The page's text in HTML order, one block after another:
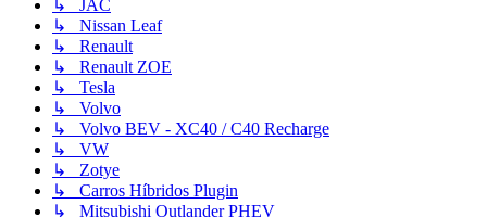
↳ JAC
↳ Nissan Leaf
↳ Renault
↳ Renault ZOE
↳ Tesla
↳ Volvo
↳ Volvo BEV - XC40 / C40 Recharge
↳ VW
↳ Zotye
↳ Carros Híbridos Plugin
↳ Mitsubishi Outlander PHEV